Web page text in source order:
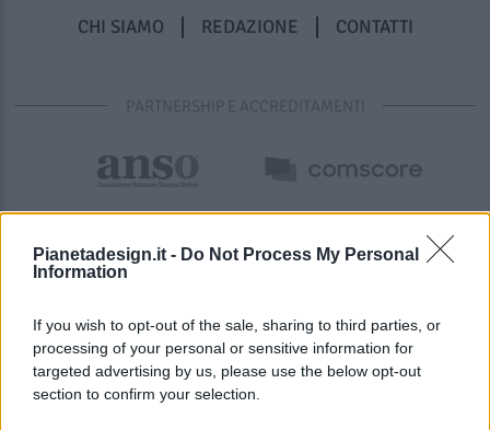
Pianetadesign.it - Do Not Process My Personal
Information
If you wish to opt-out of the sale, sharing to third parties, or
processing of your personal or sensitive information for
targeted advertising by us, please use the below opt-out
section to confirm your selection.
CHI SIAMO REDAZIONE CONTATTI
PARTNERSHIP E ACCREDITAMENTI
© 2026 - Pianeta Design - P.IVA 04827280654 - Testata
Registrata Al Tribunale Di Nocera Inferiore N. 8/2020 - RG N.